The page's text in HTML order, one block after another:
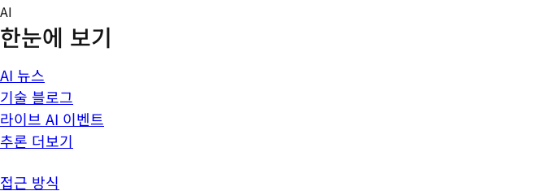
Skip
to
content
AI
한눈에 보기
AI 뉴스
기술 블로그
라이브 AI 이벤트
추론 더보기
접근 방식